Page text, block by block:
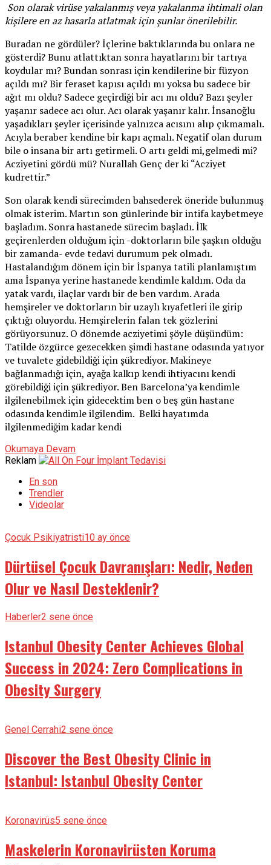
Son olarak virüse yakalanmış veya yakalanma ihtimali olan
kişilere en az hasarla atlatmak için şunlar önerilebilir.
Buradan ne gördüler? İçlerine baktıklarında bu onlara ne
gösterdi? Bunu atlattıktan sonra hayatlarını bir tartıya
koydular mı? Bundan sonrası için kendilerine bir füzyon
açıldı mı? Bir feraset kapısı açıldı mı yoksa bu sadece bir
ağıt mı oldu? Sadece geçirdiği bir acı mı oldu? Bazı şeyler
yaşanır sadece acı olur. Acı olarak yaşanır kalır. İnsanoğlu
yaşadıkları şeyler içerisinde yalnızca acısını alıp çıkmamalı.
Acıyla beraber kendine bir kapı açmalı. Negatif olan durum
bile o insana bir artı getirmeli. O artı geldi mi,gelmedi mi?
Acziyetini gördü mü? Nurallah Genç der ki “Acziyet
kudrettir.”
Son olarak kendi sürecimden bahsederek öneride bulunmuş
olmak isterim. Martın son günlerinde bir intifa kaybetmeye
başladım. Sonra hastanede sürecim başladı. İlk
geçirenlerden olduğum için -doktorların bile şaşkın olduğu
bir zamanda- evde tedavi durumum pek olmadı.
Hastalandığım dönem için bir İspanya tatili planlamıştım
ama İspanya yerine hastanede kendimle kaldım. Oda da
yatak vardı, ilaçlar vardı bir de ben vardım. Arada
hemşireler ve doktorların bir uzaylı kıyafetleri ile girip
çıktığı oluyordu. Hemşirelerin falan tek gözlerini
görüyorsunuz. O dönemde acziyetimi şöyle düşündüm:
Tatilde özgürce gezecekken şimdi hastane odasında yatıyor
ve tuvalete gidebildiği için şükrediyor. Makineye
bağlanmadığı için, ayağa kalkıp kendi ihtiyacını kendi
görebildiği için şükrediyor. Ben Barcelona’ya kendimle
ilgilenebilmek için gidecektim ben o beş gün hastane
odasında kendimle ilgilendim. Belki hayatımda
ilgilenmediğim kadar kendi
Okumaya Devam
Reklam
En son
Trendler
Videolar
Çocuk Psikiyatristi10 ay önce
Dürtüsel Çocuk Davranışları: Nedir, Neden
Olur ve Nasıl Desteklenir?
Haberler2 sene önce
Istanbul Obesity Center Achieves Global
Success in 2024: Zero Complications in
Obesity Surgery
Genel Cerrahi2 sene önce
Discover the Best Obesity Clinic in
Istanbul: Istanbul Obesity Center
Koronavirüs5 sene önce
Maskelerin Koronavirüsten Koruma